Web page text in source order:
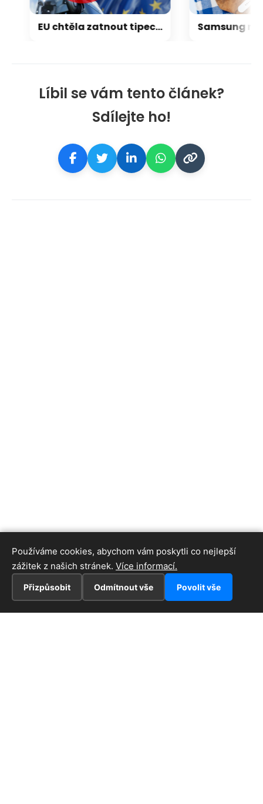
Líbil se vám tento článek?
Sdílejte ho!
EU chtěla zatnout tipec AI podvodům. Výsledkem je zákon plný otazníků
Používáme cookies, abychom vám poskytli co nejlepší
zážitek z našich stránek. Více informací.
Přizpůsobit Odmítnout vše Povolit vše